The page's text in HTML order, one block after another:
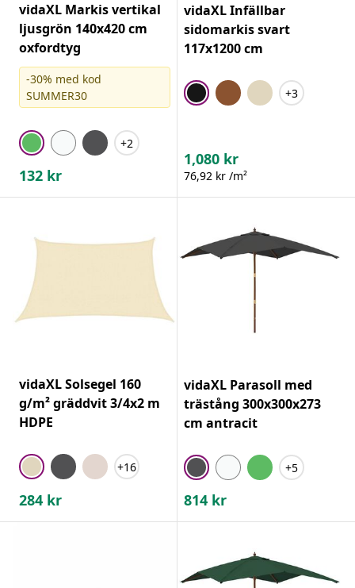
vidaXL Markis vertikal
ljusgrön 140x420 cm
oxfordtyg
-30% med kod
SUMMER30
+2
132 kr
vidaXL Infällbar
sidomarkis svart
117x1200 cm
+3
1,080 kr
76,92 kr /m²
vidaXL Solsegel 160
g/m² gräddvit 3/4x2 m
HDPE
+16
284 kr
vidaXL Parasoll med
trästång 300x300x273
cm antracit
+5
814 kr